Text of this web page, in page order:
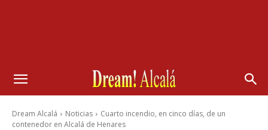
Dream Alcalá Noticias
Cuarto incendio, en cinco días, de un
contenedor en Alcalá de Henares